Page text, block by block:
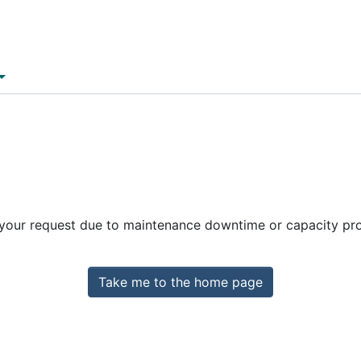
request due to maintenance downtime or capacity
Take me to the home page